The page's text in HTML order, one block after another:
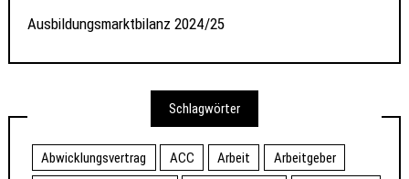
Ausbildungsmarktbilanz 2024/25
Schlagwörter
Abwicklungsvertrag ACC Arbeit
Arbeitgeber